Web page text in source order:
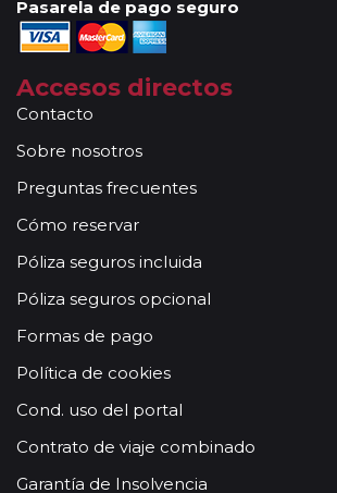
Pasarela de pago seguro
Accesos directos
Contacto
Sobre nosotros
Preguntas frecuentes
Cómo reservar
Póliza seguros incluida
Póliza seguros opcional
Formas de pago
Política de cookies
Cond. uso del portal
Contrato de viaje combinado
Garantía de Insolvencia